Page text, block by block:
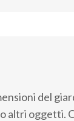
del
oggetti.